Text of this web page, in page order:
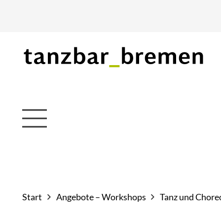
Start Angebote – Workshops Tanz und